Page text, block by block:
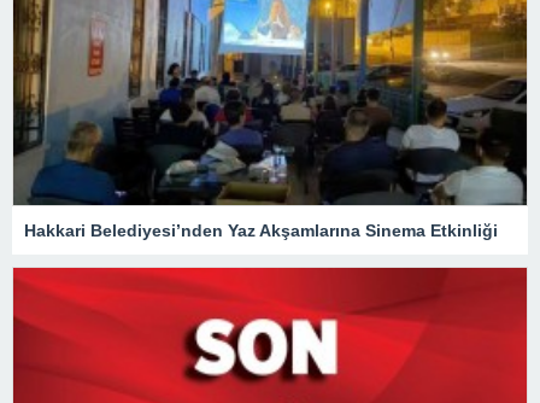
Hakkari Belediyesi’nden Yaz Akşamlarına Sinema Etkinliği